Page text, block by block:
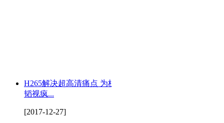
H265解决超高清痛点 为杭州
韬视疯...
[2017-12-27]